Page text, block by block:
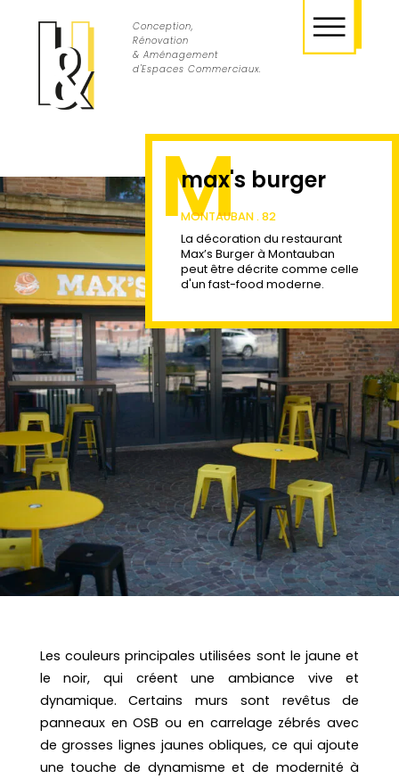
Conception,
Rénovation
& Aménagement
d'Espaces Commerciaux.
M
max's burger
MONTAUBAN . 82
La décoration du restaurant
Max’s Burger à Montauban
peut être décrite comme celle
d'un fast-food moderne.
Les couleurs principales utilisées sont le jaune et
le noir, qui créent une ambiance vive et
dynamique. Certains murs sont revêtus de
panneaux en OSB ou en carrelage zébrés avec
de grosses lignes jaunes obliques, ce qui ajoute
une touche de dynamisme et de modernité à